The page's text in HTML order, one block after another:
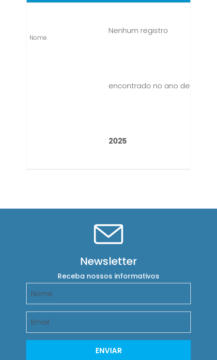
Nenhum registro
encontrado no ano de
2025
Newsletter
Receba nossos informativos
ENVIAR